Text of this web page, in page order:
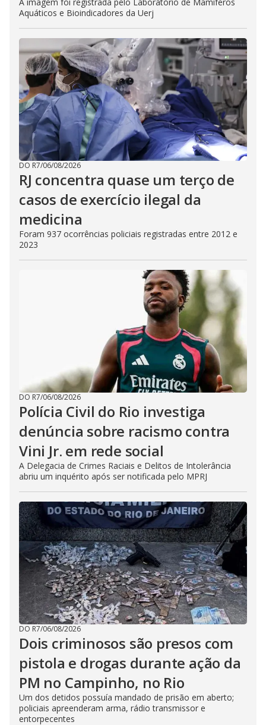
Aquáticos e Bioindicadores da Uerj
DO R7/06/08/2026
RJ concentra quase um terço de
casos de exercício ilegal da
medicina
Foram 937 ocorrências policiais registradas entre 2012 e
2023
DO R7/06/08/2026
Polícia Civil do Rio investiga
denúncia sobre racismo contra
Vini Jr. em rede social
A Delegacia de Crimes Raciais e Delitos de Intolerância
abriu um inquérito após ser notificada pelo MPRJ
DO R7/06/08/2026
Dois criminosos são presos com
pistola e drogas durante ação da
PM no Campinho, no Rio
Um dos detidos possuía mandado de prisão em aberto;
policiais apreenderam arma, rádio transmissor e
entorpecentes